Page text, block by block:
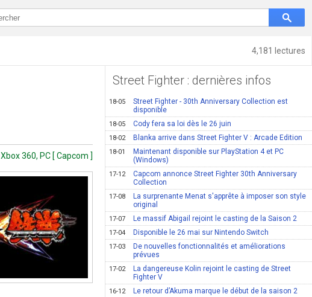
4,181 lectures
Xbox 360, PC [ Capcom ]
Street Fighter : dernières infos
18-05
Street Fighter - 30th Anniversary Collection est
disponible
18-05 Cody fera sa loi dès le 26 juin
18-02 Blanka arrive dans Street Fighter V : Arcade Edition
18-01
Maintenant disponible sur PlayStation 4 et PC
(Windows)
17-12
Capcom annonce Street Fighter 30th Anniversary
Collection
17-08
La surprenante Menat s'apprête à imposer son style
original
17-07 Le massif Abigail rejoint le casting de la Saison 2
17-04 Disponible le 26 mai sur Nintendo Switch
17-03
De nouvelles fonctionnalités et améliorations
prévues
17-02
La dangereuse Kolin rejoint le casting de Street
Fighter V
16-12 Le retour d’Akuma marque le début de la saison 2